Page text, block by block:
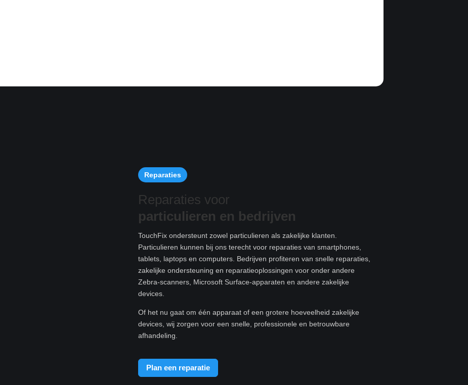
Reparaties
Reparaties voor
particulieren en bedrijven
TouchFix ondersteunt zowel particulieren als zakelijke klanten.
Particulieren kunnen bij ons terecht voor reparaties van smartphones,
tablets, laptops en computers. Bedrijven profiteren van snelle reparaties,
zakelijke ondersteuning en reparatieoplossingen voor onder andere
Zebra-scanners, Microsoft Surface-apparaten en andere zakelijke
devices.
Of het nu gaat om één apparaat of een grotere hoeveelheid zakelijke
devices, wij zorgen voor een snelle, professionele en betrouwbare
afhandeling.
Plan een reparatie